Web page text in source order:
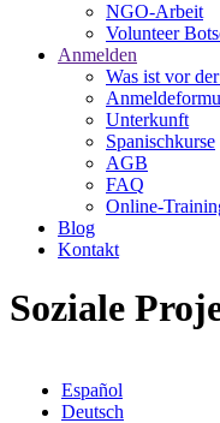
NGO-Arbeit
Volunteer
Anmelden
Was ist vor
Unterkunft
Spanischkurse
AGB
FAQ
Online-
Blog
Kontakt
Soziale
Español
Deutsch